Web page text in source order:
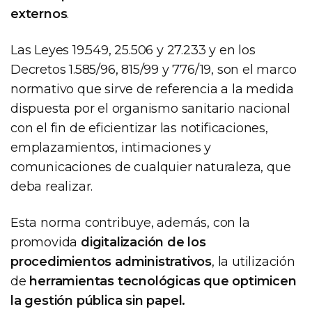
externos.
Las Leyes 19.549, 25.506 y 27.233 y en los
Decretos 1.585/96, 815/99 y 776/19, son el marco
normativo que sirve de referencia a la medida
dispuesta por el organismo sanitario nacional
con el fin de eficientizar las notificaciones,
emplazamientos, intimaciones y
comunicaciones de cualquier naturaleza, que
deba realizar.
Esta norma contribuye, además, con la
promovida digitalización de los
procedimientos administrativos, la utilización
de herramientas tecnológicas que optimicen
la gestión pública sin papel.